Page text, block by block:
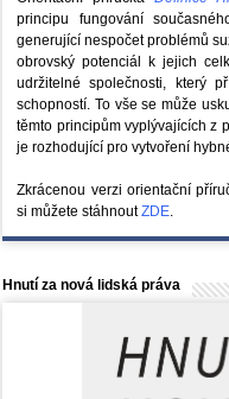
principu fungování
generující nespočet problémů
obrovský potenciál k jejich
udržitelné společnosti, který
schopností. To vše se může
těmto principům vyplývajících z
je rozhodující pro vytvoření
Zkrácenou verzi orientační
si můžete stáhnoutZDE.
Hnutí za nová lidská práva